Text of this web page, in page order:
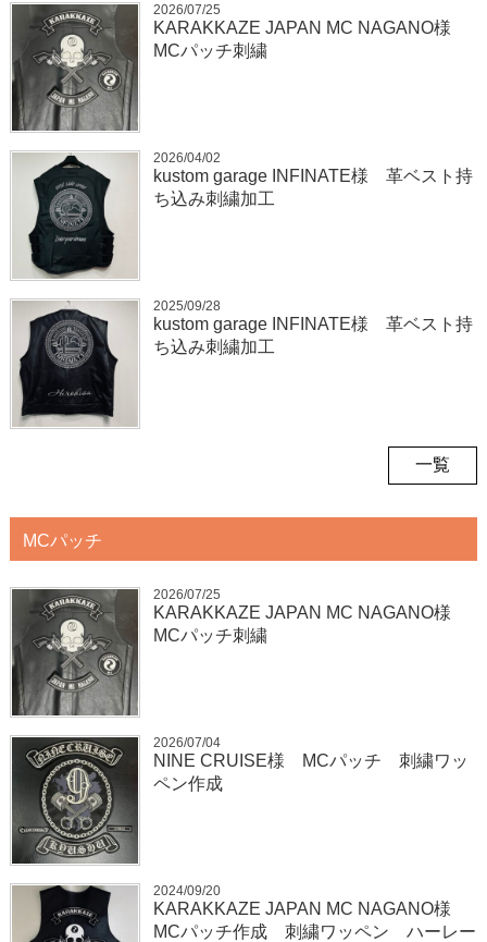
2026/07/25
KARAKKAZE JAPAN MC NAGANO様
MCパッチ刺繍
2026/04/02
kustom garage INFINATE様 革ベスト持
ち込み刺繍加工
2025/09/28
kustom garage INFINATE様 革ベスト持
ち込み刺繍加工
一覧
MCパッチ
2026/07/25
KARAKKAZE JAPAN MC NAGANO様
MCパッチ刺繍
2026/07/04
NINE CRUISE様 MCパッチ 刺繍ワッ
ペン作成
2024/09/20
KARAKKAZE JAPAN MC NAGANO様
MCパッチ作成 刺繍ワッペン ハーレー